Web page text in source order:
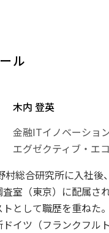
ル
木内 登英
金融ITイノベーショ
エグゼクティブ・エ
村総合研究所に入社後
室（東京）に配属さ
トとして職歴を重ねた
イツ（フランクフル